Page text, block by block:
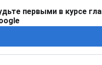
первыми в курсе